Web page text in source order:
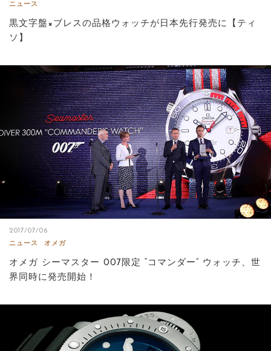
ニュース
黒文字盤×ブレスの品格ウォッチが日本先行発売に【ティ
ソ】
2017/07/06
ニュース
オメガ
オメガ シーマスター 007限定 “コマンダー” ウォッチ、世
界同時に発売開始！